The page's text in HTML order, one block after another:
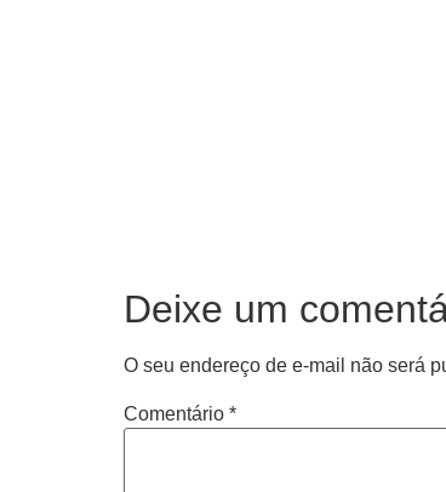
Deixe um
O seu endereço de e-mail não será
Comentário *